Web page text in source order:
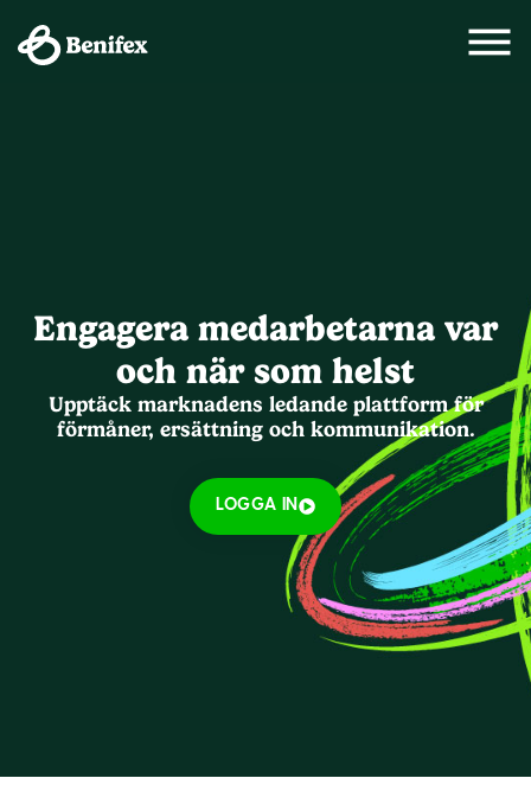
Engagera medarbetarna var
och när som helst
Upptäck marknadens ledande plattform för
förmåner, ersättning och kommunikation.
LOGGA IN